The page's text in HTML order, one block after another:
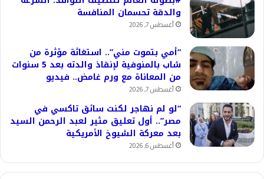
والدقة تحسمان المنافسة
أغسطس 7, 2026
“أمي بتموت مني”.. استغاثة مؤثرة من
شاب بالمنوفية لإنقاذ والدته بعد 5 سنوات
من المعاناة مع ورم غامض.. فيديو
أغسطس 7, 2026
“لو لم نهاجر لكنت سائق تاكسي في
مصر”.. أول تعليق مثير لعبد الرحمن السيد
بعد معركة الشيوخ الأمريكية
أغسطس 6, 2026